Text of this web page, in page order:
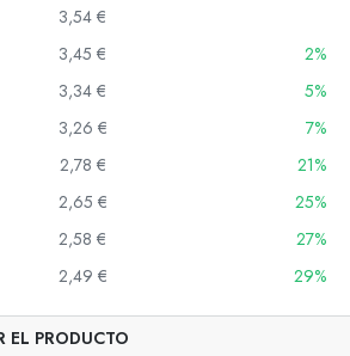
3,54 €
3,45 €
2%
3,34 €
5%
3,26 €
7%
2,78 €
21%
2,65 €
25%
2,58 €
27%
2,49 € 29%
EL PRODUCTO